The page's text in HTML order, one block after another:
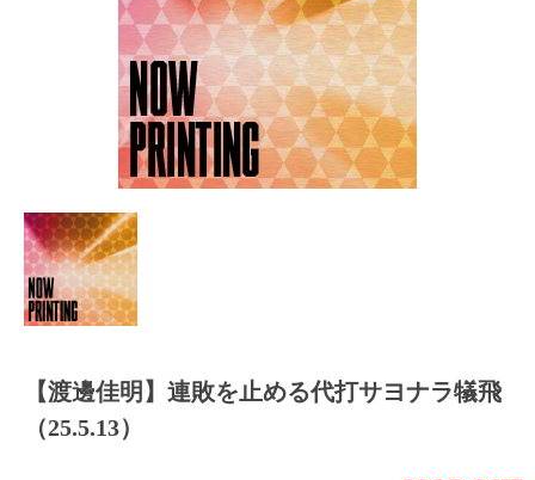
【渡邊佳明】連敗を止める代打サヨナラ犠飛
（25.5.13）